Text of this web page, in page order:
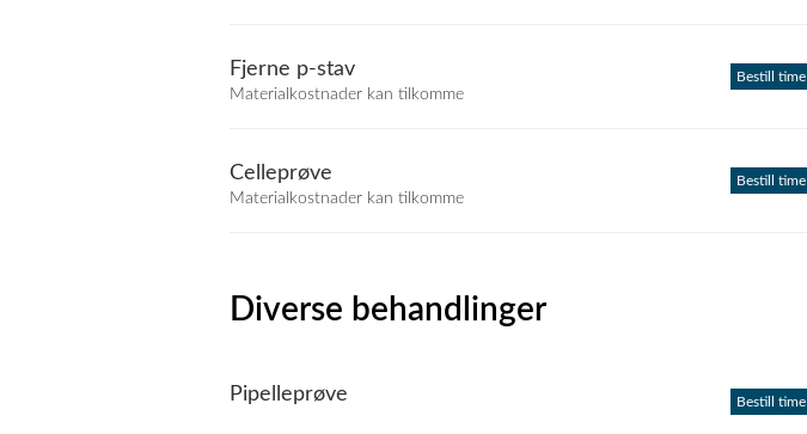
Fjerne p-stav
Materialkostnader kan tilkomme
Bestill time
Celleprøve
Materialkostnader kan tilkomme
Bestill time
Diverse behandlinger
Pipelleprøve Bestill time